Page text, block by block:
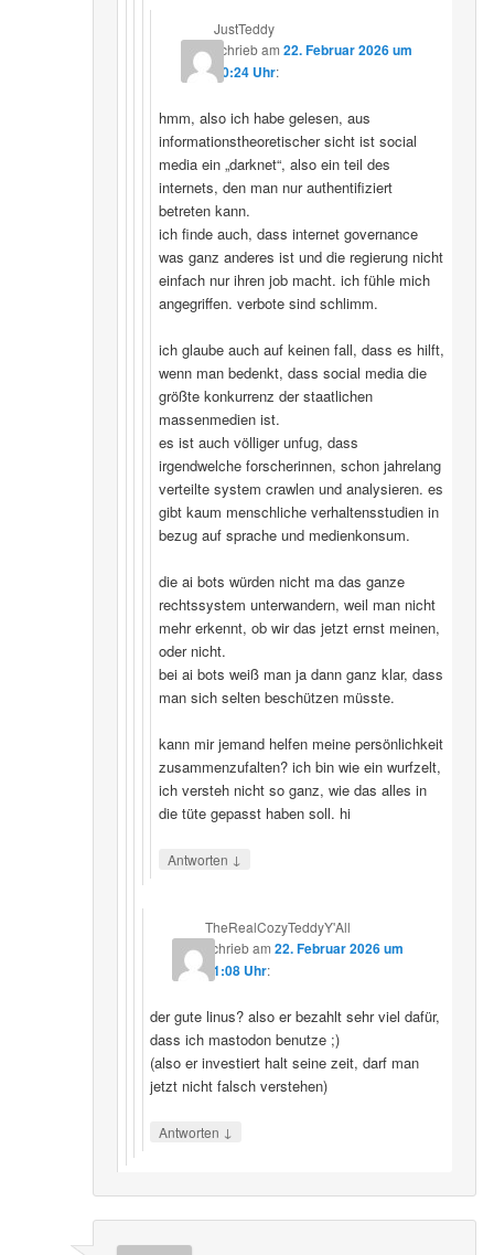
JustTeddy
schriebam 22. Februar 2026 um
20:24 Uhr:
hmm, also ich habe gelesen, aus
informationstheoretischer sicht ist social
media ein „darknet“, also ein teil des
internets, den man nur authentifiziert
betreten kann.
ich finde auch, dass internet governance
was ganz anderes ist und die regierung nicht
einfach nur ihren job macht. ich fühle mich
angegriffen. verbote sind schlimm.
ich glaube auch auf keinen fall, dass es hilft,
wenn man bedenkt, dass social media die
größte konkurrenz der staatlichen
massenmedien ist.
es ist auch völliger unfug, dass
irgendwelche forscherinnen, schon jahrelang
verteilte system crawlen und analysieren. es
gibt kaum menschliche verhaltensstudien in
bezug auf sprache und medienkonsum.
die ai bots würden nicht ma das ganze
rechtssystem unterwandern, weil man nicht
mehr erkennt, ob wir das jetzt ernst meinen,
oder nicht.
bei ai bots weiß man ja dann ganz klar, dass
man sich selten beschützen müsste.
kann mir jemand helfen meine persönlichkeit
zusammenzufalten? ich bin wie ein wurfzelt,
ich versteh nicht so ganz, wie das alles in
die tüte gepasst haben soll. hi
Antworten ↓
TheRealCozyTeddyY'All
schriebam22. Februar 2026 um
21:08 Uhr:
der gute linus? also er bezahlt sehr viel dafür,
dass ich mastodon benutze ;)
(also er investiert halt seine zeit, darf man
jetzt nicht falsch verstehen)
Antworten ↓